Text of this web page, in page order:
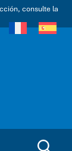
consulte la